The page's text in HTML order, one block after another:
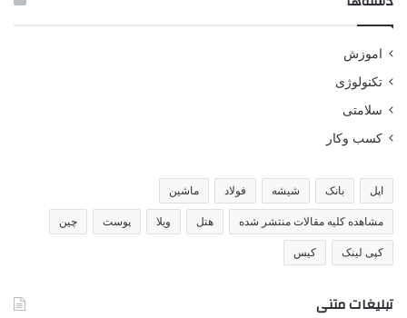
اموزش
تکنولوژی
سلامتی
کسب وکار
اپل بانک شیشه فولاد ماشین
مشاهده کلیه مقالات منتشر شده هتل ویلا پوست چین
کپی لینک کیس
تبلیغات متنی